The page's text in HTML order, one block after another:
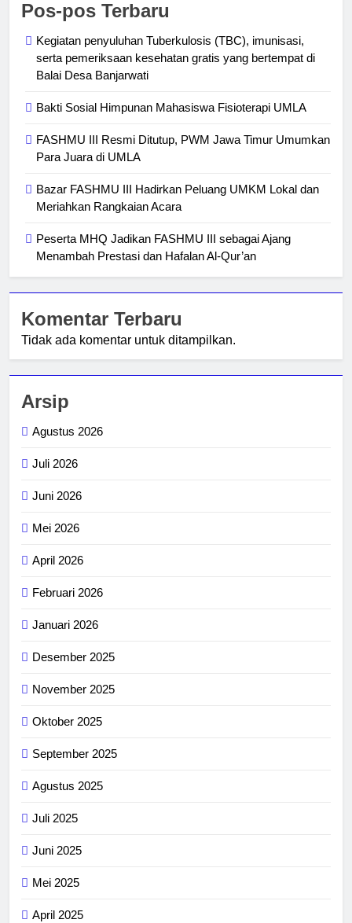
Pos-pos Terbaru
Kegiatan penyuluhan Tuberkulosis (TBC), imunisasi,
serta pemeriksaan kesehatan gratis yang bertempat di
Balai Desa Banjarwati
Bakti Sosial Himpunan Mahasiswa Fisioterapi UMLA
FASHMU III Resmi Ditutup, PWM Jawa Timur Umumkan
Para Juara di UMLA
Bazar FASHMU III Hadirkan Peluang UMKM Lokal dan
Meriahkan Rangkaian Acara
Peserta MHQ Jadikan FASHMU III sebagai Ajang
Menambah Prestasi dan Hafalan Al-Qur’an
Komentar Terbaru
Tidak ada komentar untuk ditampilkan.
Arsip
Agustus 2026
Juli 2026
Juni 2026
Mei 2026
April 2026
Februari 2026
Januari 2026
Desember 2025
November 2025
Oktober 2025
September 2025
Agustus 2025
Juli 2025
Juni 2025
Mei 2025
April 2025